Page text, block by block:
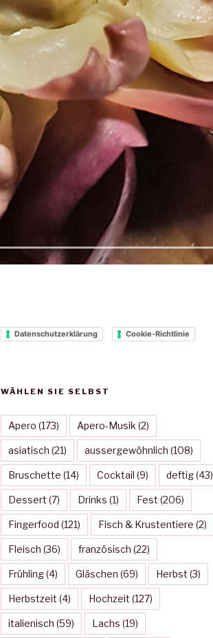
Datenschutzerklärung Cookie-Richtlinie
WÄHLEN SIE SELBST
Apero (173) Apero-Musik (2)
asiatisch (21) aussergewöhnlich (108)
Bruschette (14) Cocktail (9) deftig(43)
Dessert (7) Drinks (1) Fest (206)
Fingerfood (121) Fisch & Krustentiere (2)
Fleisch (36) französisch (22)
Frühling(4) Gläschen (69) Herbst (3)
Herbstzeit (4) Hochzeit (127)
italienisch (59) Lachs (19)